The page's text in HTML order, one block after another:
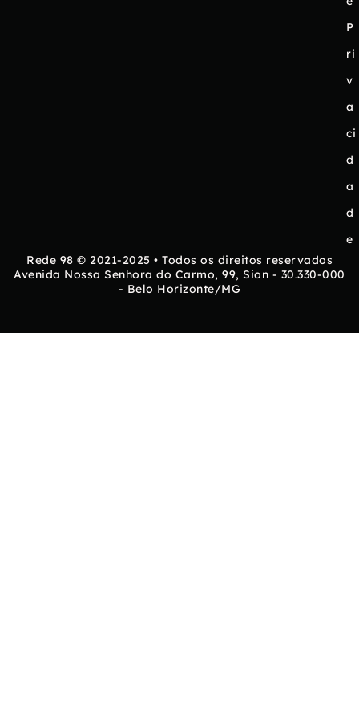
P
ri
v
a
ci
d
a
d
e
Rede 98 © 2021-2025 • Todos os direitos reservados
Avenida Nossa Senhora do Carmo, 99, Sion - 30.330-000
- Belo Horizonte/MG